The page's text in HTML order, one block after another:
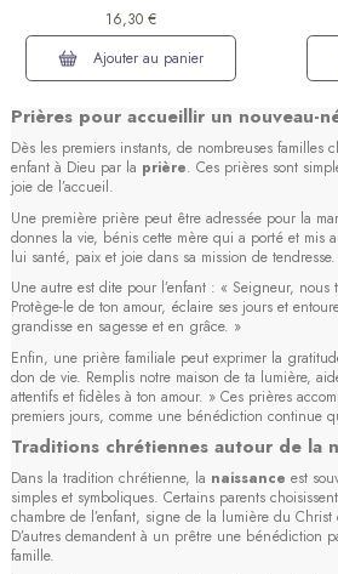
16,30 €
Ajouter au panier
Prières pour accueillir un nouveau-
Dès les premiers instants, de nombreuses familles
enfant à Dieu par la prière. Ces prières sont
joie de l’accueil.
Une première prière peut être adressée pour la
donnes la vie, bénis cette mère qui a porté et mis
lui santé, paix et joie dans sa mission de
Une autre est dite pour l’enfant : « Seigneur, nous
Protège-le de ton amour, éclaire ses jours et
grandisse en sagesse et en grâce. »
Enfin, une prière familiale peut exprimer la
don de vie. Remplis notre maison de ta lumière,
attentifs et fidèles à ton amour. » Ces prières
premiers jours, comme une bénédiction continue
Traditions chrétiennes autour de la
Dans la tradition chrétienne, la naissance est
simples et symboliques. Certains parents
chambre de l’enfant, signe de la lumière du
D’autres demandent à un prêtre une bénédiction
famille.